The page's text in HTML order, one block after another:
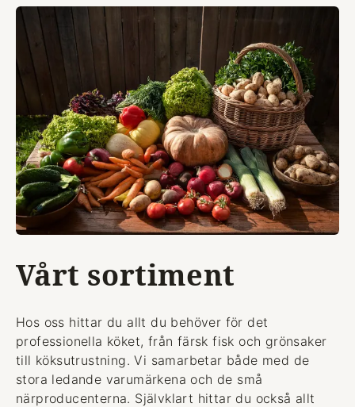
Vårt sortiment
Hos oss hittar du allt du behöver för det
professionella köket, från färsk fisk och grönsaker
till köksutrustning. Vi samarbetar både med de
stora ledande varumärkena och de små
närproducenterna. Självklart hittar du också allt